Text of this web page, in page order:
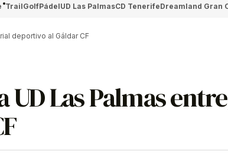
TrailGolfPádelUD Las PalmasCD TenerifeDreamland Gran
deportivo al Gáldar CF
UD Las Palmas